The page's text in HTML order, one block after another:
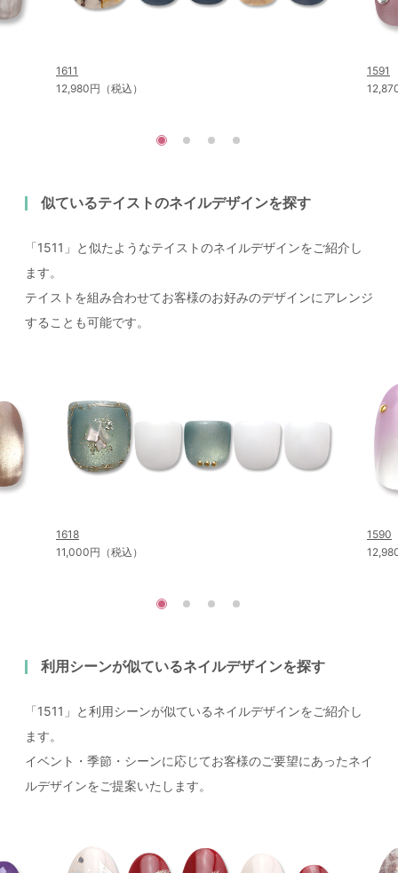
1611
12,980円（税込）
1591
似ているテイストのネイルデザインを探す
「1511」と似たようなテイストのネイルデザインをご紹介し
ます。
テイストを組み合わせてお客様のお好みのデザインにアレンジ
することも可能です。
1618
11,000円（税込）
1590
利用シーンが似ているネイルデザインを探す
「1511」と利用シーンが似ているネイルデザインをご紹介し
ます。
イベント・季節・シーンに応じてお客様のご要望にあったネイ
ルデザインをご提案いたします。